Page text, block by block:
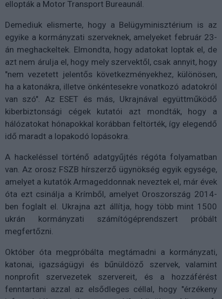
ellopták a Motor Transport Bureaunál.
Demediuk elismerte, hogy a Belügyminisztérium is az
egyike a kormányzati szerveknek, amelyeket február 23-
án meghackeltek. Elmondta, hogy adatokat loptak el, de
azt nem árulja el, hogy mely szervektől, csak annyit, hogy
"nem vezetett jelentős következményekhez, különösen,
ha a katonákra, illetve önkéntesekre vonatkozó adatokról
van szó". Az ESET és más, Ukrajnával együttműködő
kiberbiztonsági cégek kutatói azt mondták, hogy a
hálózatokat hónapokkal korábban feltörték, így elegendő
idő maradt a lopakodó lopásokra.
A hackeléssel történő adatgyűjtés régóta folyamatban
van. Az orosz FSZB hírszerző ügynökség egyik egysége,
amelyet a kutatók Armageddonnak neveztek el, már évek
óta ezt csinálja a Krímből, amelyet Oroszország 2014-
ben foglalt el. Ukrajna azt állítja, hogy több mint 1500
ukrán kormányzati számítógéprendszert próbált
megfertőzni.
Október óta megpróbálta megtámadni a kormányzati,
katonai, igazságügyi és bűnüldöző szervek, valamint
nonprofit szervezetek szervereit, és a hozzáférést
fenntartani azzal az elsődleges céllal, hogy "érzékeny